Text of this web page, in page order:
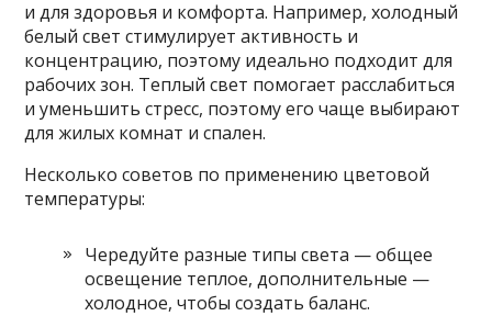
и для здоровья и комфорта. Например, холодный
белый свет стимулирует активность и
концентрацию, поэтому идеально подходит для
рабочих зон. Теплый свет помогает расслабиться
и уменьшить стресс, поэтому его чаще выбирают
для жилых комнат и спален.
Несколько советов по применению цветовой
температуры:
Чередуйте разные типы света — общее
освещение теплое, дополнительные —
холодное, чтобы создать баланс.